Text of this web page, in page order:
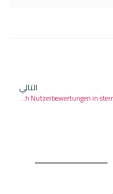
التالي
Casino Handyrechnung Top Casinos nach Nutzerbewertungen in sterreich.661